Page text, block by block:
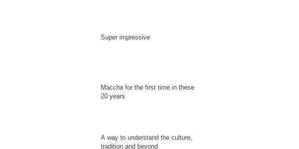
Super impressive
Maccha for the first time in these
20 years
A way to understand the culture,
tradition and beyond